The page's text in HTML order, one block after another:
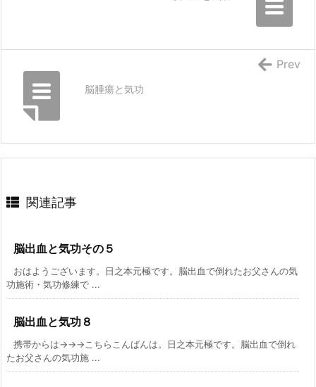
脳腫瘍と気功
Prev
関連記事
脳出血と気功その５
おはようございます。日之本元極です。脳出血で倒れたお父さんの気
功施術・気功修練で ...
脳出血と気功８
携帯からは→→→こちらこんばんは。日之本元極です。脳出血で倒れ
たお父さんの気功施 ...